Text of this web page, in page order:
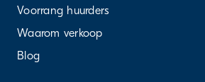
Voorrang huurders
Waarom verkoop
Blog